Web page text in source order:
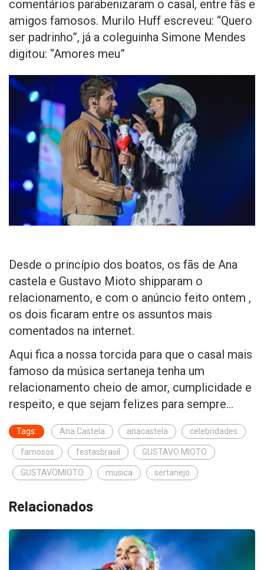
comentários parabenizaram o casal, entre fãs e
amigos famosos. Murilo Huff escreveu: “Quero
ser padrinho”, já a coleguinha Simone Mendes
digitou: “Amores meu”
Desde o princípio dos boatos, os fãs de Ana
castela e Gustavo Mioto shipparam o
relacionamento, e com o anúncio feito ontem ,
os dois ficaram entre os assuntos mais
comentados na internet.
Aqui fica a nossa torcida para que o casal mais
famoso da música sertaneja tenha um
relacionamento cheio de amor, cumplicidade e
respeito, e que sejam felizes para sempre…
Tags: Ana Castela anacastela celebridades
famosos festasbrasil GUSTAVO MIOTO
GUSTAVOMIOTO musica sertanejo
Relacionados